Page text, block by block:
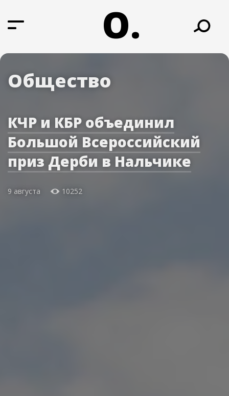
О.
Общество
КЧР и КБР объединил
Большой Всероссийский
приз Дерби в Нальчике
9 августа 10252